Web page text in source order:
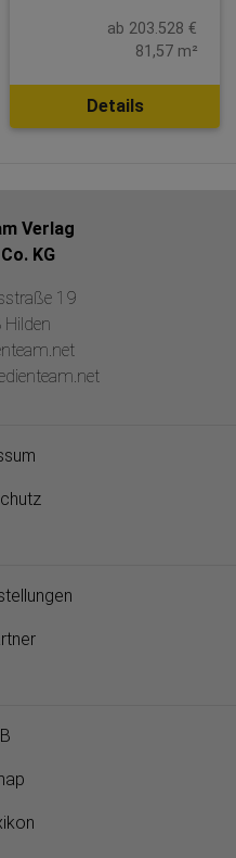
ab 203.528 €
81,57 m²
Details
Verlag
KG
19